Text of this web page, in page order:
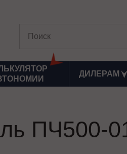
ДИЛЕРАМ
ПЧ500-